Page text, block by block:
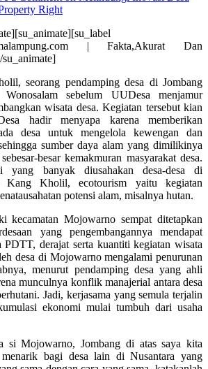
Right
| Fakta,Akurat Dan
seorang pendamping desa di Jombang
sebelum UUDesa menjamur
wisata desa. Kegiatan tersebut kian
hadir menyapa karena memberikan
desa untuk mengelola kewengan dan
sumber daya alam yang dimilikinya
besar kemakmuran masyarakat desa.
yang banyak diusahakan desa-desa di
Kang Kholil, ecotourism yaitu kegiatan
potensi alam, misalnya hutan.
kecamatan Mojowarno sempat ditetapkan
yang pengembangannya mendapat
PDTT, derajat serta kuantiti kegiatan wisata
desa di Mojowarno mengalami penurunan
menurut pendamping desa yang ahli
munculnya konflik manajerial antara desa
Jadi, kerjasama yang semula terjalin
ekonomi mulai tumbuh dari usaha
si Mojowarno, Jombang di atas saya kita
menarik bagi desa lain di Nusantara yang